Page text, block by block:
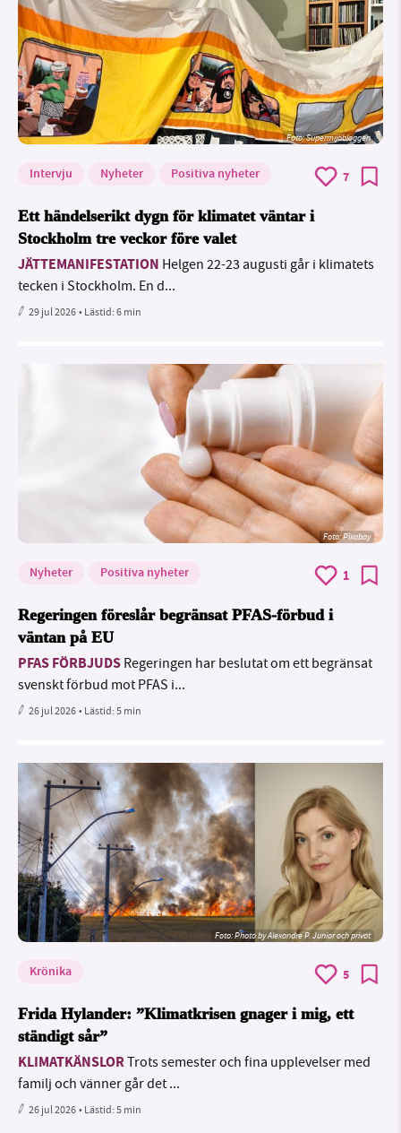
Foto: Supermijöbloggen
Intervju Nyheter Positiva nyheter 7
Ett händelserikt dygn för klimatet väntar i
Stockholm tre veckor före valet
JÄTTEMANIFESTATION Helgen 22-23 augusti går i klimatets
tecken i Stockholm. En d...
29 jul 2026• Lästid:6 min
Foto:Pixabay
Nyheter Positiva nyheter 1
Regeringen föreslår begränsat PFAS-förbud i
väntan på EU
PFAS FÖRBJUDS Regeringen har beslutat om ett begränsat
svenskt förbud mot PFAS i...
26 jul 2026• Lästid:5 min
Foto:Photo by Alexandre P. Junior och privat
Krönika 5
Frida Hylander: ”Klimatkrisen gnager i mig, ett
ständigt sår”
KLIMATKÄNSLORTrots semester och fina upplevelser med
familj och vänner går det ...
26 jul 2026• Lästid:5 min